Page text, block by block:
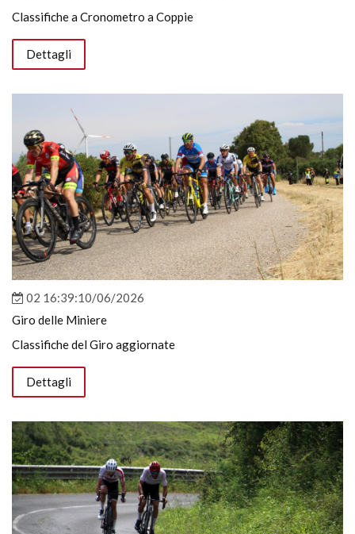
Classifiche a Cronometro a Coppie
Dettagli
02 16:39:10/06/2026
Giro delle Miniere
Classifiche del Giro aggiornate
Dettagli